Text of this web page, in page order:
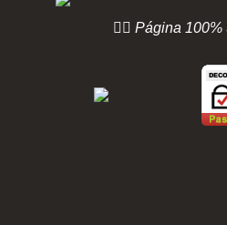
👇🏻 Página 100%